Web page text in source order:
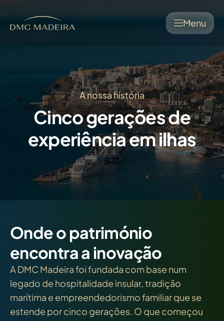
Menu
A nossa história
Cinco gerações de
experiência em ilhas
Onde o património
encontra a inovação
A DMC Madeira foi fundada com base num
legado de hospitalidade insular, tradição
marítima e empreendedorismo familiar que se
estende por cinco gerações. O que começou